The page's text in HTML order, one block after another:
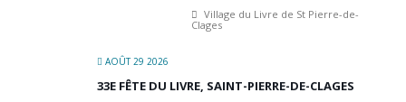
Village du Livre de St Pierre-de-
Clages
AOÛT 29 2026
33E FÊTE DU LIVRE, SAINT-PIERRE-DE-CLAGES